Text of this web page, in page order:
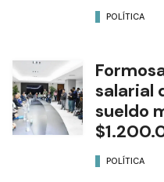
POLÍTICA
salarial
sueldo
POLÍTICA